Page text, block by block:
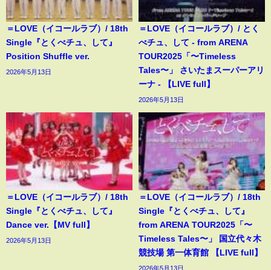
＝LOVE（イコールラブ）/ 18th
Single『とくべチュ、して』
Position Shuffle ver.
2026年5月13日
＝LOVE（イコールラブ）/ とく
べチュ、して - from ARENA
TOUR2025「〜Timeless
Tales〜」 さいたまスーパーアリ
ーナ - 【LIVE full】
2026年5月13日
＝LOVE（イコールラブ）/ 18th
Single『とくべチュ、して』
Dance ver.【MV full】
2026年5月13日
＝LOVE（イコールラブ）/ 18th
Single『とくべチュ、して』
from ARENA TOUR2025「〜
Timeless Tales〜」 国立代々木
競技場 第一体育館 【LIVE full】
2026年5月13日